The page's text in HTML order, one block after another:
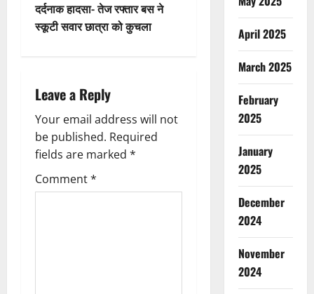
t
a
v
i
g
दर्दनाक हादसा- तेज रफ्तार बस ने
स्कूटी सवार छात्रा को कुचला
Leave a Reply
Your email address will not
be published. Required
fields are marked *
Comment*
April 2025
March 2025
February
2025
January
2025
December
2024
November
2024